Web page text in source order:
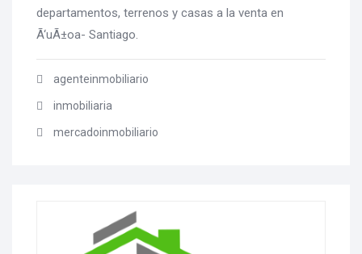
departamentos, terrenos y casas a la venta en
Ã‘uÃ±oa- Santiago.
agenteinmobiliario
inmobiliaria
mercadoinmobiliario